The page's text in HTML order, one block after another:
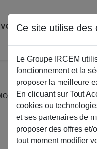
Ce site utilise des
Le Groupe IRCEM
fonctionnement et la
proposer la meilleure
En cliquant sur Tout
cookies ou
et ses partenaires de
proposer des offres et/
tout moment modifier